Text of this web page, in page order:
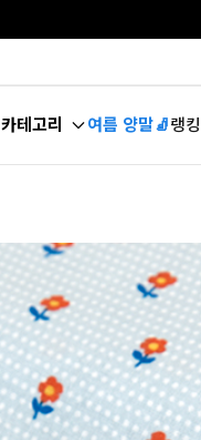
카테고리 여름 양말🧦랭킹